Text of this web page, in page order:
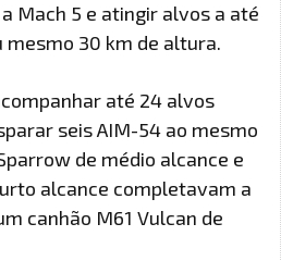
Mach 5 e atingir alvos a até
mesmo 30 km de altura.
até 24 alvos
seis AIM-54 ao mesmo
de médio alcance e
alcance completavam a
canhão M61 Vulcan de